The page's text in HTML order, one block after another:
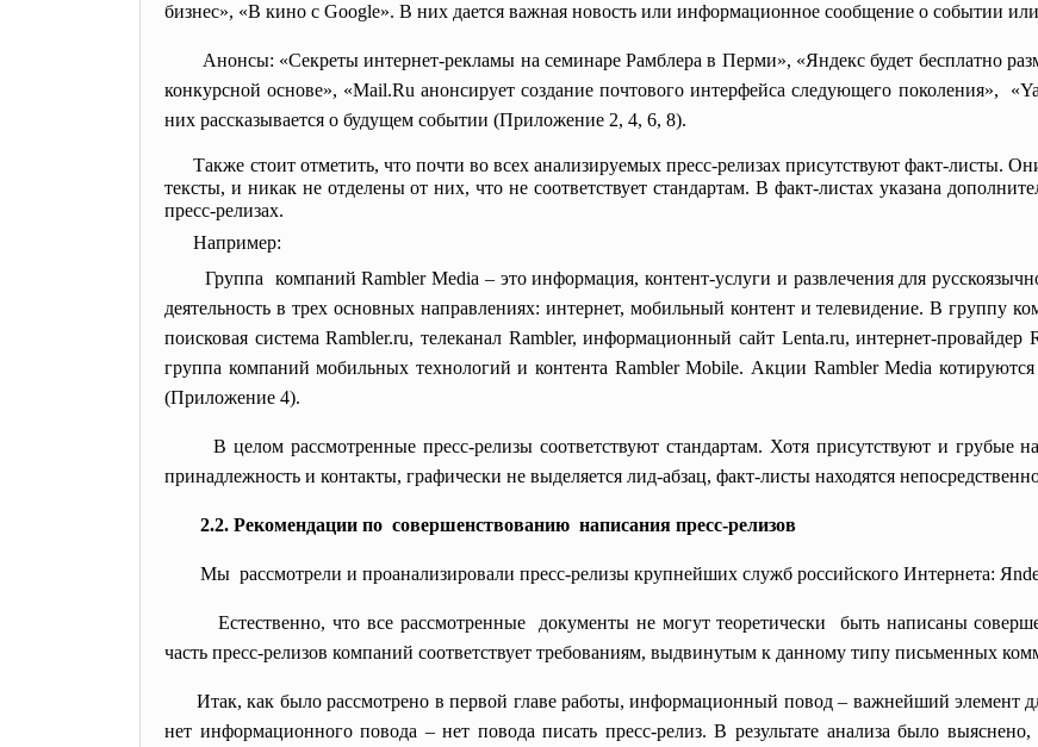
бизнес», «В кино с Google». В них дается важная новость или информационное сообщение о событии
Анонсы: «Секреты интернет-рекламы на семинаре Рамблера в Перми», «Яндекс будет бесплатно
конкурсной основе», «Mail.Ru анонсирует создание почтового интерфейса следующего поколения»,
них рассказывается о будущем событии (Приложение 2, 4, 6, 8).
Также стоит отметить, что почти во всех анализируемых пресс-релизах присутствуют факт-листы.
тексты, и никак не отделены от них, что не соответствует стандартам. В факт-листах указана
пресс-релизах.
Например:
Группа компаний Rambler Media – это информация, контент-услуги и развлечения для
деятельность в трех основных направлениях: интернет, мобильный контент и телевидение. В группу
поисковая система Rambler.ru, телеканал Rambler, информационный сайт Lenta.ru, интернет-провайдер
группа компаний мобильных технологий и контента Rambler Mobile. Акции Rambler Media
(Приложение 4).
В целом рассмотренные пресс-релизы соответствуют стандартам. Хотя присутствуют и
принадлежность и контакты, графически не выделяется лид-абзац, факт-листы находятся
2.2. Рекомендации по совершенствованию написания пресс-релизов
Мы рассмотрели и проанализировали пресс-релизы крупнейших служб российского Интернета:
Естественно, что все рассмотренные документы не могуттеоретически быть написаны
часть пресс-релизов компаний соответствует требованиям, выдвинутым к данному типу письменных
Итак, как было рассмотрено в первой главе работы, информационный повод – важнейший элемент
нет информационного повода – нет повода писать пресс-релиз. В результате анализа было